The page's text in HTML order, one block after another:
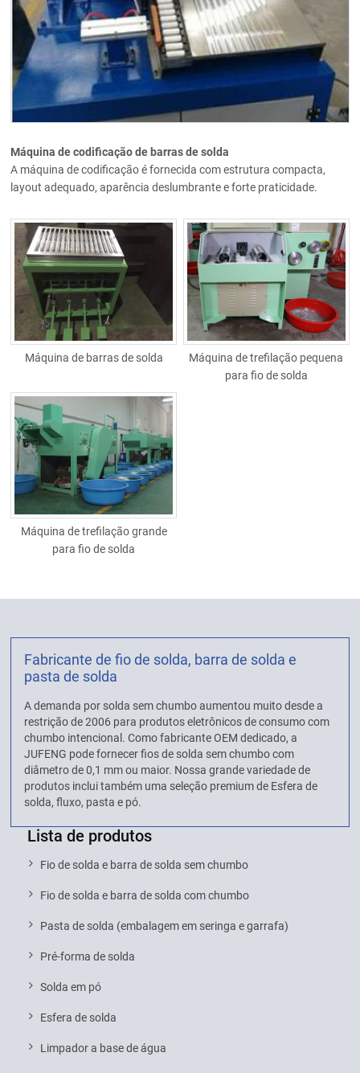
Máquina de codificação de barras de solda
A máquina de codificação é fornecida com estrutura compacta,
layout adequado, aparência deslumbrante e forte praticidade.
Máquina de barras de solda
Máquina de trefilação pequena
para fio de solda
Máquina de trefilação grande
para fio de solda
Fabricante de fio de solda, barra de solda e
pasta de solda
A demanda por solda sem chumbo aumentou muito desde a
restrição de 2006 para produtos eletrônicos de consumo com
chumbo intencional. Como fabricante OEM dedicado, a
JUFENG pode fornecer fios de solda sem chumbo com
diâmetro de 0,1 mm ou maior. Nossa grande variedade de
produtos inclui também uma seleção premium de Esfera de
solda, fluxo, pasta e pó.
Lista de produtos
Fio de solda e barra de solda sem chumbo
Fio de solda e barra de solda com chumbo
Pasta de solda (embalagem em seringa e garrafa)
Pré-forma de solda
Solda em pó
Esfera de solda
Limpador a base de água